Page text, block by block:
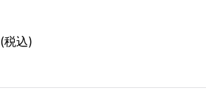
(税込)